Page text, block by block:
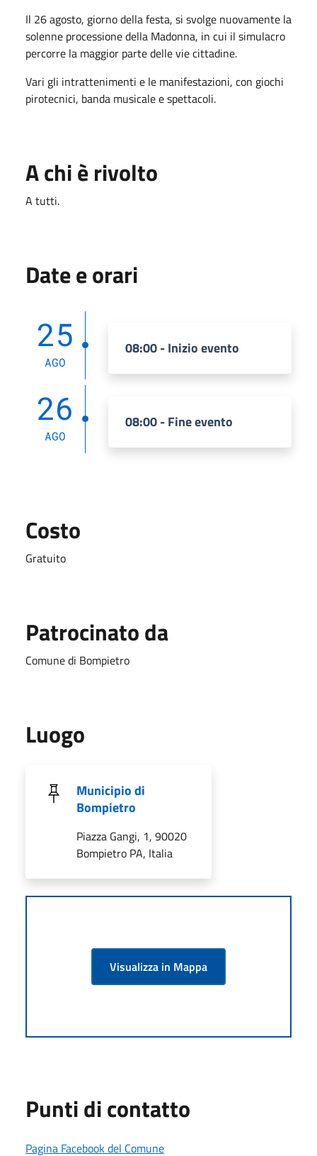
Il 26 agosto, giorno della festa, si svolge nuovamente la
solenne processione della Madonna, in cui il simulacro
percorre la maggior parte delle vie cittadine.
Vari gli intrattenimenti e le manifestazioni, con giochi
pirotecnici, banda musicale e spettacoli.
A chi è rivolto
A tutti.
Date e orari
25
AGO
08:00 - Inizio evento
26
AGO
08:00 - Fine evento
Costo
Gratuito
Patrocinato da
Comune di Bompietro
Luogo
Municipio di
Bompietro
Piazza Gangi, 1, 90020
Bompietro PA, Italia
Visualizza in Mappa
Punti di contatto
Pagina Facebook del Comune